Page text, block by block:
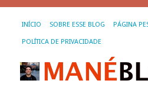
INÍCIO SOBRE ESSE BLOG PÁGINA
POLÍTICA DE PRIVACIDADE